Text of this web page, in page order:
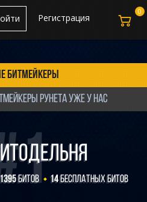
Регистрация
битмейкеры
рунета уже у нас
1395Битов 14Бесплатных Битов
0